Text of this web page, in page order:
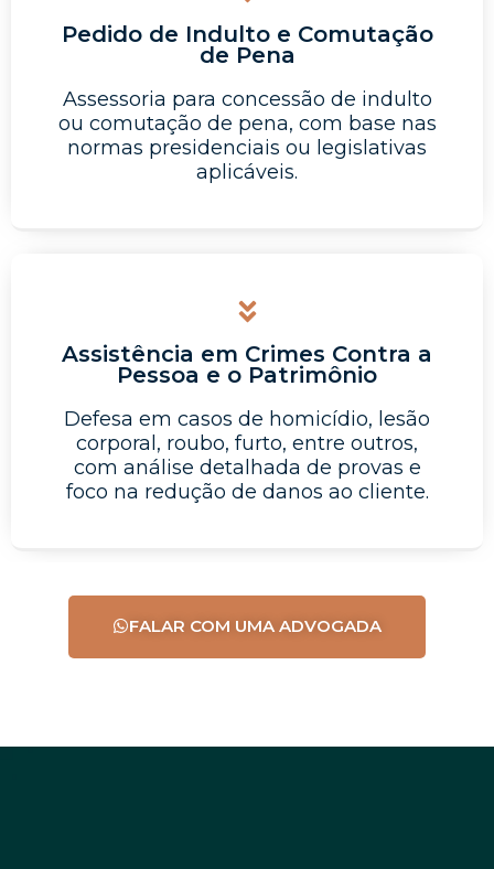
Pedido de Indulto e Comutação
de Pena
Assessoria para concessão de indulto
ou comutação de pena, com base nas
normas presidenciais ou legislativas
aplicáveis.
Assistência em Crimes Contra a
Pessoa e o Patrimônio
Defesa em casos de homicídio, lesão
corporal, roubo, furto, entre outros,
com análise detalhada de provas e
foco na redução de danos ao cliente.
FALAR COM UMA ADVOGADA